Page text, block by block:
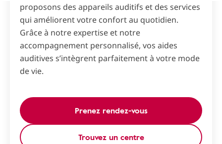
proposons des appareils auditifs et des services
qui améliorent votre confort au quotidien.
Grâce à notre expertise et notre
accompagnement personnalisé, vos aides
auditives s’intègrent parfaitement à votre mode
de vie.
Prenez rendez-vous
Trouvez un centre